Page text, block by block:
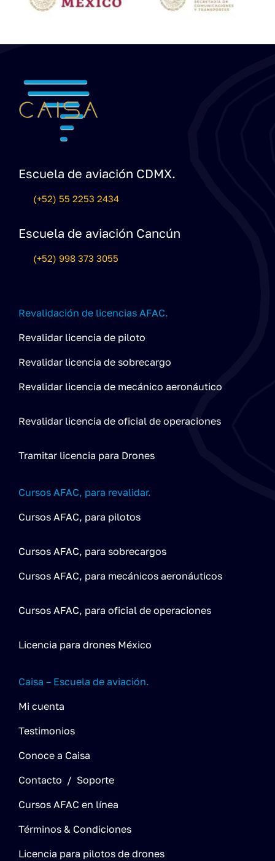
Escuela de aviación CDMX.
(+52) 55 2253 2434
Escuela de aviación Cancún
(+52) 998 373 3055
Revalidación de licencias AFAC.
Revalidar licencia de piloto
Revalidar licencia de sobrecargo
Revalidar licencia de mecánico aeronáutico
Revalidar licencia de oficial de operaciones
Tramitar licencia para Drones
Cursos AFAC, para revalidar.
Cursos AFAC, para pilotos
Cursos AFAC, para sobrecargos
Cursos AFAC, para mecánicos aeronáuticos
Cursos AFAC, para oficial de operaciones
Licencia para drones México
Caisa – Escuela de aviación.
Mi cuenta
Testimonios
Conoce a Caisa
Contacto / Soporte
Cursos AFAC en línea
Términos & Condiciones
Licencia para pilotos de drones